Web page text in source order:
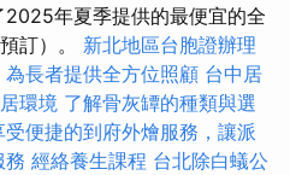
年夏季提供的最便宜的全
訂）。 新北地區台胞證辦理
長者提供全方位照顧 台中居
環境 了解骨灰罈的種類與選
受便捷的到府外燴服務，讓派
務 經絡養生課程 台北除白蟻公